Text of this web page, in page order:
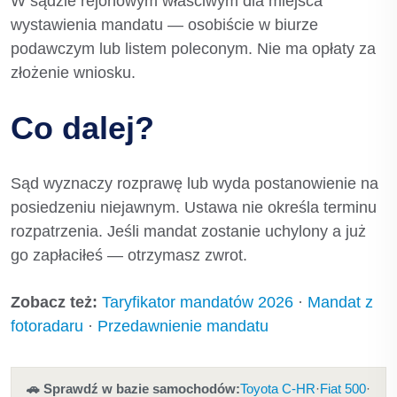
wystawienia mandatu — osobiście w biurze
podawczym lub listem poleconym. Nie ma opłaty za
złożenie wniosku.
Co dalej?
Sąd wyznaczy rozprawę lub wyda postanowienie na
posiedzeniu niejawnym. Ustawa nie określa terminu
rozpatrzenia. Jeśli mandat zostanie uchylony a już
go zapłaciłeś — otrzymasz zwrot.
Zobacz też: Taryfikator mandatów 2026 · Mandat z
fotoradaru · Przedawnienie mandatu
🚗 Sprawdź w bazie samochodów:Toyota C-HR·Fiat 500·